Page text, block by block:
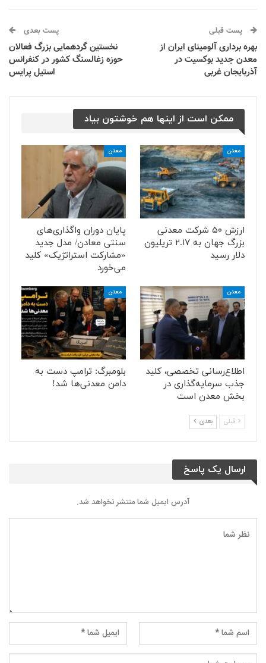
پست قبلی
بهره برداری آلومینای ایران از
معدن جدید بوکسیت در
آذربایجان غربی
پست بعدی
نخستین گردهمایی بزرگ فعالان
حوزه زغالسنگ کشور در کنفرانس
استیل پرایس
ممکن است از اینها هم خوشتون بیاد
معدن
ارزش ۵۰ شرکت معدنی
بزرگ جهان به ۲.۱۷ تریلیون
دلار رسید
معدن
پایان دوران واگذاری‌های
سنتی معادن/ مدل جدید
«مشارکت استراتژیک» کلید
می‌خورد
معدن
اطلاع‌رسانی تخصصی، کلید
جذب سرمایه‌گذاری در
بخش معدن است
معدن
بلومبرگ: ترامپ دست به
دامن معدنی‌ها شد!
قبلی بعدی
ارسال یک پاسخ
آدرس ایمیل شما منتشر نخواهد شد.